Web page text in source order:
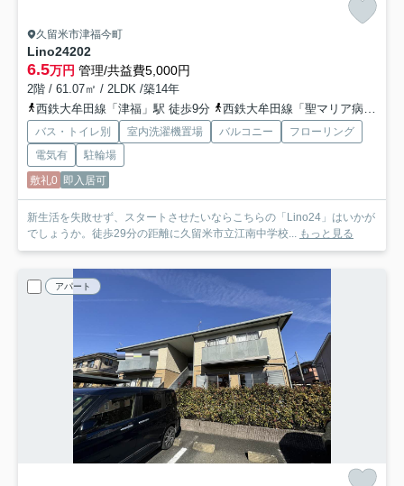
久留米市津福今町
Lino24202
6.5万円 管理/共益費5,000円
2階 / 61.07㎡ / 2LDK /築14年
西鉄大牟田線「津福」駅 徒歩9分
西鉄大牟田線「聖マリア病院前」駅 徒歩23分
バス・トイレ別 室内洗濯機置場 バルコニー
フローリング
電気有
駐輪場
敷礼0 即入居可
新生活を失敗せず、スタートさせたいならこちらの「Lino24」はいかが
でしょうか。徒歩29分の距離に久留米市立江南中学校... もっと見る
アパート